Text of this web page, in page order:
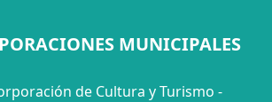
MUNICIPALES
de Cultura y Turismo -